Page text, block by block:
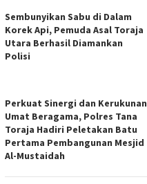
Sembunyikan Sabu di Dalam
Korek Api, Pemuda Asal Toraja
Utara Berhasil Diamankan
Polisi
Perkuat Sinergi dan Kerukunan
Umat Beragama, Polres Tana
Toraja Hadiri Peletakan Batu
Pertama Pembangunan Mesjid
Al-Mustaidah